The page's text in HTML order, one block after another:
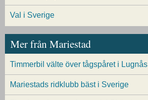
Val i Sverige
Mer från Mariestad
Timmerbil välte över tågspåret i Lugnås
Mariestads ridklubb bäst i Sverige